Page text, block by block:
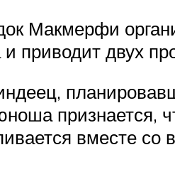
Макмерфи
приводит двух
признается,
вместе со